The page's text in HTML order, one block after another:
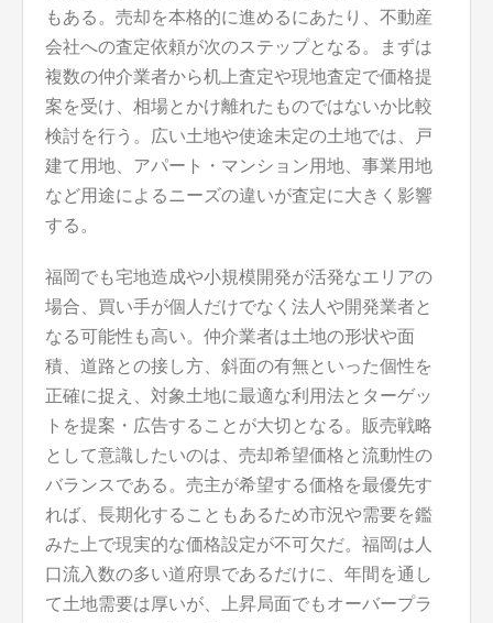
もある。売却を本格的に進めるにあたり、不動産
会社への査定依頼が次のステップとなる。まずは
複数の仲介業者から机上査定や現地査定で価格提
案を受け、相場とかけ離れたものではないか比較
検討を行う。広い土地や使途未定の土地では、戸
建て用地、アパート・マンション用地、事業用地
など用途によるニーズの違いが査定に大きく影響
する。
福岡でも宅地造成や小規模開発が活発なエリアの
場合、買い手が個人だけでなく法人や開発業者と
なる可能性も高い。仲介業者は土地の形状や面
積、道路との接し方、斜面の有無といった個性を
正確に捉え、対象土地に最適な利用法とターゲッ
トを提案・広告することが大切となる。販売戦略
として意識したいのは、売却希望価格と流動性の
バランスである。売主が希望する価格を最優先す
れば、長期化することもあるため市況や需要を鑑
みた上で現実的な価格設定が不可欠だ。福岡は人
口流入数の多い道府県であるだけに、年間を通し
て土地需要は厚いが、上昇局面でもオーバープラ